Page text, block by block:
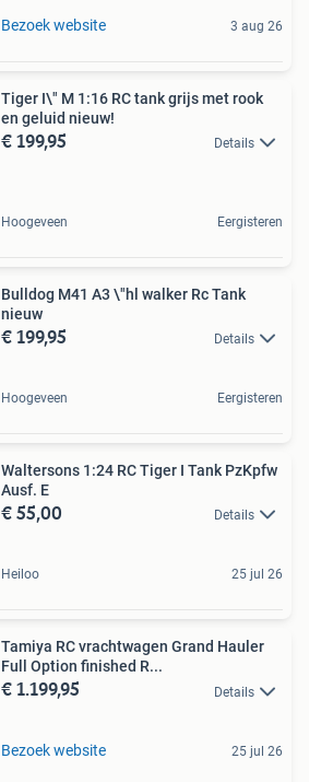
Bezoek website 3 aug 26
Tiger I\" M 1:16 RC tank grijs met rook
en geluid nieuw!
€ 199,95 Details
Hoogeveen Eergisteren
Bulldog M41 A3 \"hl walker Rc Tank
nieuw
€ 199,95 Details
Hoogeveen Eergisteren
Waltersons 1:24 RC Tiger I Tank PzKpfw
Ausf. E
€ 55,00 Details
Heiloo 25 jul 26
Tamiya RC vrachtwagen Grand Hauler
Full Option finished R...
€ 1.199,95 Details
Bezoek website 25 jul 26